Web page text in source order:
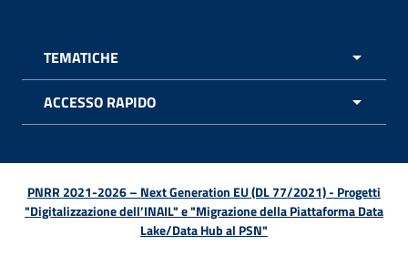
TEMATICHE
ACCESSO RAPIDO
PNRR 2021-2026 – Next Generation EU (DL 77/2021) - Progetti
"Digitalizzazione dell’INAIL" e "Migrazione della Piattaforma Data
Lake/Data Hub al PSN"